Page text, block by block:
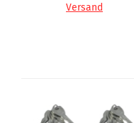
Versand